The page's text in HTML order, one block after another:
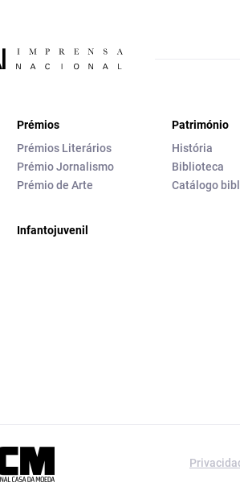
Prémios
Prémios Literários
Prémio Jornalismo
Prémio de Arte
Infantojuvenil
Património
História
Biblioteca
Catálogo